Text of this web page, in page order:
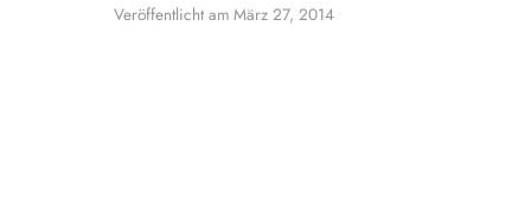
Veröffentlicht am März 27, 2014